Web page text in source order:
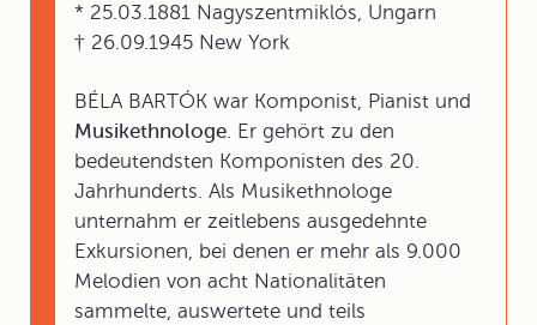
* 25.03.1881 Nagyszentmiklós, Ungarn
† 26.09.1945 New York
BÉLA BARTÓK war Komponist, Pianist und
Musikethnologe. Er gehört zu den
bedeutendsten Komponisten des 20.
Jahrhunderts. Als Musikethnologe
unternahm er zeitlebens ausgedehnte
Exkursionen, bei denen er mehr als 9.000
Melodien von acht Nationalitäten
sammelte, auswertete und teils